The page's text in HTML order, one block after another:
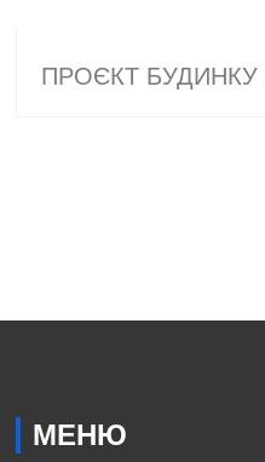
ПРОЄКТ БУДИНКУ
МЕНЮ